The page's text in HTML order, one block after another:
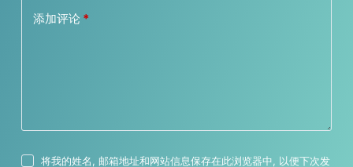
添加评论 *
将我的姓名, 邮箱地址和网站信息保存在此浏览器中, 以便下次发